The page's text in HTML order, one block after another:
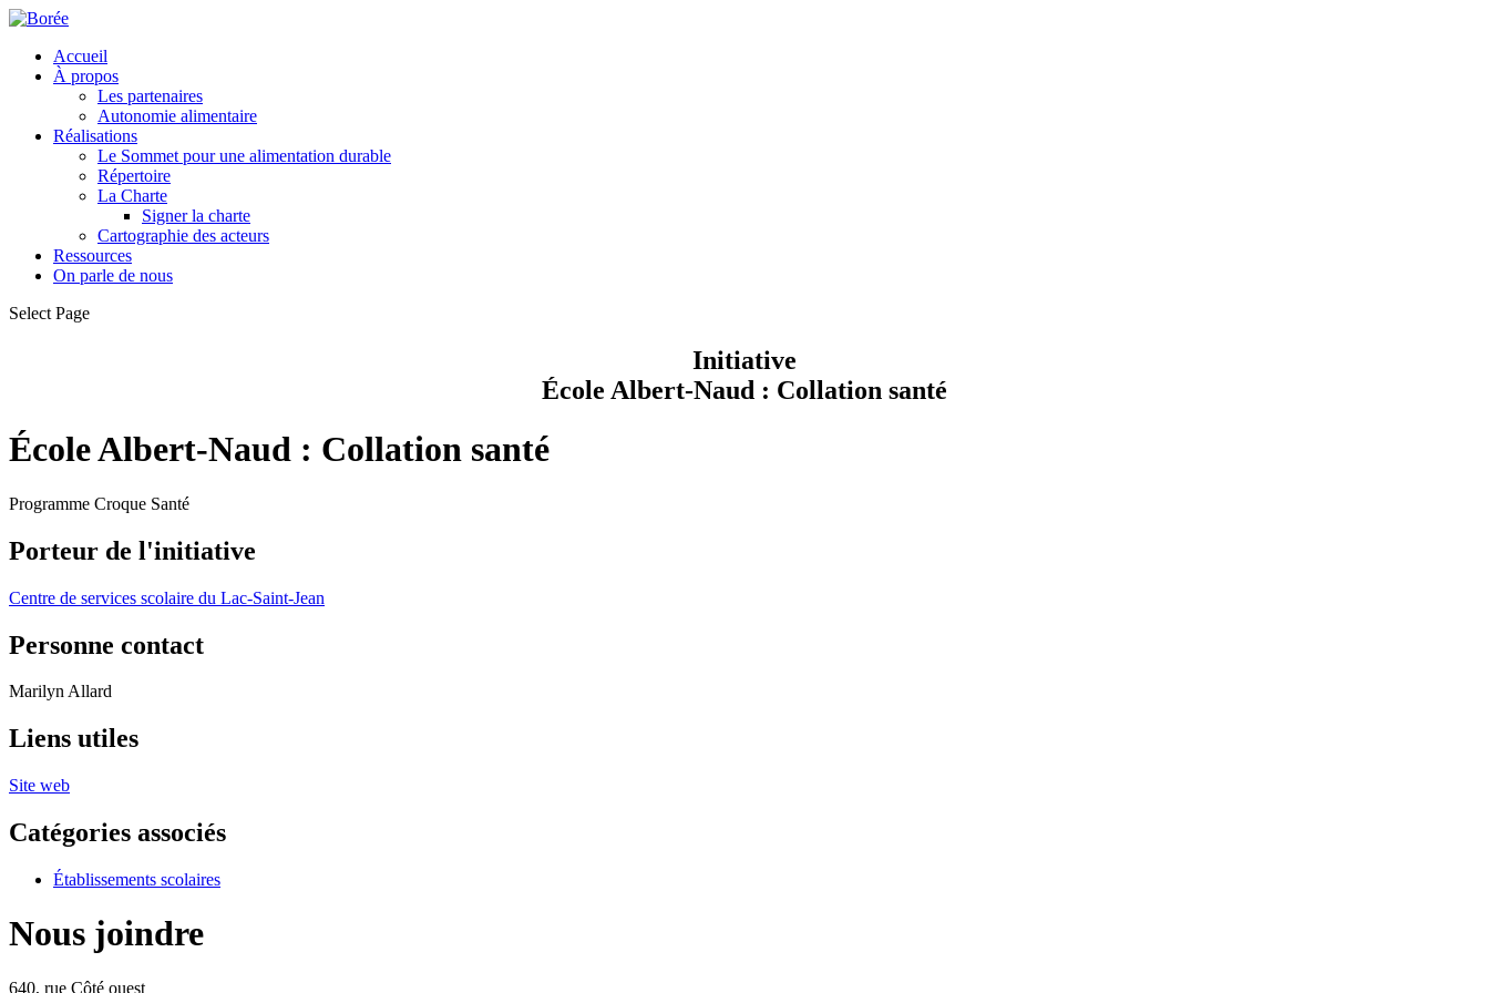
Accueil
À propos
Les partenaires
Autonomie alimentaire
Réalisations
Le Sommet pour une alimentation durable
Répertoire
La Charte
Signer la charte
Cartographie des acteurs
Ressources
On parle de nous
Select Page
Initiative
École Albert-Naud : Collation santé
École Albert-Naud : Collation santé
Programme Croque Santé
Porteur de l'initiative
Centre de services scolaire du Lac-Saint-Jean
Personne contact
Marilyn Allard
Liens utiles
Site web
Catégories associés
Établissements scolaires
Nous joindre
640, rue Côté ouest